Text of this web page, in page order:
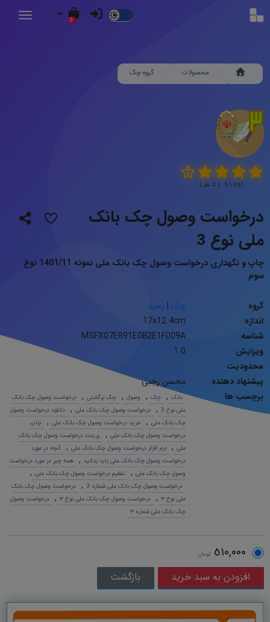
Dark
0
محصولات گروه چک
4.67 \ 5 ( 3 نظر )
درخواست وصول چک بانک
ملی نوع 3
چاپ و نگهداری درخواست وصول چک بانک ملی نمونه 1401/11 نوع
سوم
گروه چک | رسید
اندازه
17x12.4cm
شناسه
MSFX07E891E0B2E1F009A
ویرایش
1.0
محدودیت
پیشنهاد دهنده
محسن رجبی
برچسب ها
بانک , چک , وصول , چک برگشتی ,
درخواست وصول چک بانک
ملی نوع 3
, درخواست وصول چک بانک ملی ,
دانلود درخواست وصول
چک بانک ملی , خرید درخواست وصول چک بانک ملی ,
چاپ
درخواست وصول چک بانک ملی ,
پرینت درخواست وصول چک بانک
ملی , نرم افزار درخواست وصول چک بانک ملی ,
آنچه در مورد
درخواست وصول چک بانک ملی باید بدانید ,
همه چیز در مورد درخواست
وصول چک بانک ملی , تنظیم درخواست وصول چک بانک ملی ,
درخواست وصول چک بانک ملی شماره 3 ,
درخواست وصول چک بانک
ملی نوع ٣
, درخواست وصول چک بانک ملی نوع ٣ ,
درخواست وصول
چک بانک ملی شماره ٣
٥١٠,٠٠٠ تومان
بازگشت